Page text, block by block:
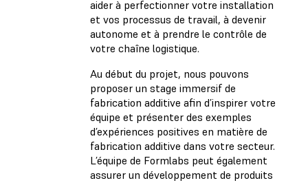
aider à perfectionner votre installation
et vos processus de travail, à devenir
autonome et à prendre le contrôle de
votre chaîne logistique.
Au début du projet, nous pouvons
proposer un stage immersif de
fabrication additive afin d’inspirer votre
équipe et présenter des exemples
d’expériences positives en matière de
fabrication additive dans votre secteur.
L’équipe de Formlabs peut également
assurer un développement de produits